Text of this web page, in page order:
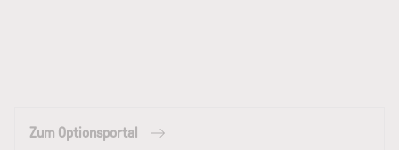
Zum Optionsportal